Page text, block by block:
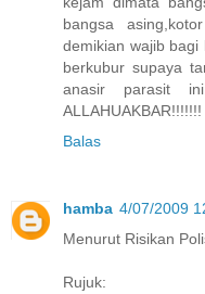
bangsa
demikian wajib bagi
berkubur supaya
anasir parasit
ALLAHUAKBAR!!!!!!!
Balas
hamba 4/07/2009
Menurut Risikan
Rujuk: